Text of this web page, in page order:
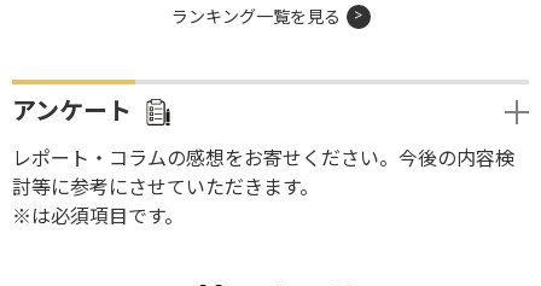
ランキング一覧を見る
アンケート
レポート・コラムの感想をお寄せください。今後の内容検
討等に参考にさせていただきます。
※は必須項目です。